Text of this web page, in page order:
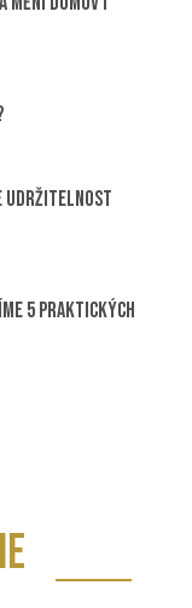
udržitelnost
5 praktických